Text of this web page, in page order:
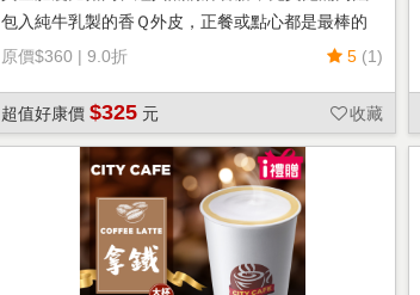
包入純牛乳製的香Ｑ外皮，正餐或點心都是最棒的
選擇！
原價$360 | 9.0折 5 (1)
超值好康價 $325 元 收藏